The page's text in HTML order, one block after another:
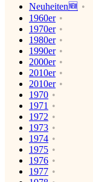
Neuheiten🆕
1960er
1970er
1980er
1990er
2000er
2010er
2010er
1970
1971
1972
1973
1974
1975
1976
1977